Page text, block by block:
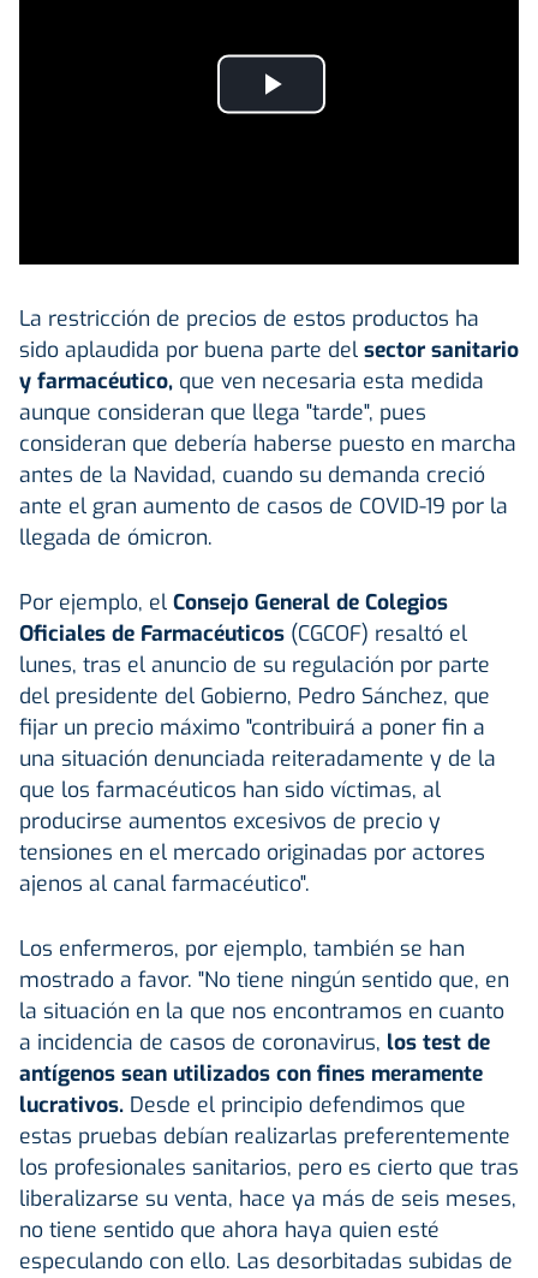
Play
La restricción de precios de estos productos ha
sido aplaudida por buena parte del sector sanitario
y farmacéutico, que ven necesaria esta medida
aunque consideran que llega "tarde", pues
consideran que debería haberse puesto en marcha
antes de la Navidad, cuando su demanda creció
ante el gran aumento de casos de COVID-19 por la
llegada de ómicron.
Por ejemplo, el Consejo General de Colegios
Oficiales de Farmacéuticos (CGCOF) resaltó el
lunes, tras el anuncio de su regulación por parte
del presidente del Gobierno, Pedro Sánchez, que
fijar un precio máximo "contribuirá a poner fin a
una situación denunciada reiteradamente y de la
que los farmacéuticos han sido víctimas, al
producirse aumentos excesivos de precio y
tensiones en el mercado originadas por actores
ajenos al canal farmacéutico".
Los enfermeros, por ejemplo, también se han
mostrado a favor. "No tiene ningún sentido que, en
la situación en la que nos encontramos en cuanto
a incidencia de casos de coronavirus, los test de
antígenos sean utilizados con fines meramente
lucrativos. Desde el principio defendimos que
estas pruebas debían realizarlas preferentemente
los profesionales sanitarios, pero es cierto que tras
liberalizarse su venta, hace ya más de seis meses,
no tiene sentido que ahora haya quien esté
especulando con ello. Las desorbitadas subidas de